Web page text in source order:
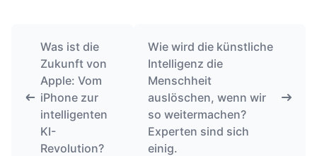
Was ist die
Zukunft von
Apple: Vom
iPhone zur
intelligenten
KI-
Revolution?
Wie wird die künstliche
Intelligenz die
Menschheit
auslöschen, wenn wir
so weitermachen?
Experten sind sich
einig.